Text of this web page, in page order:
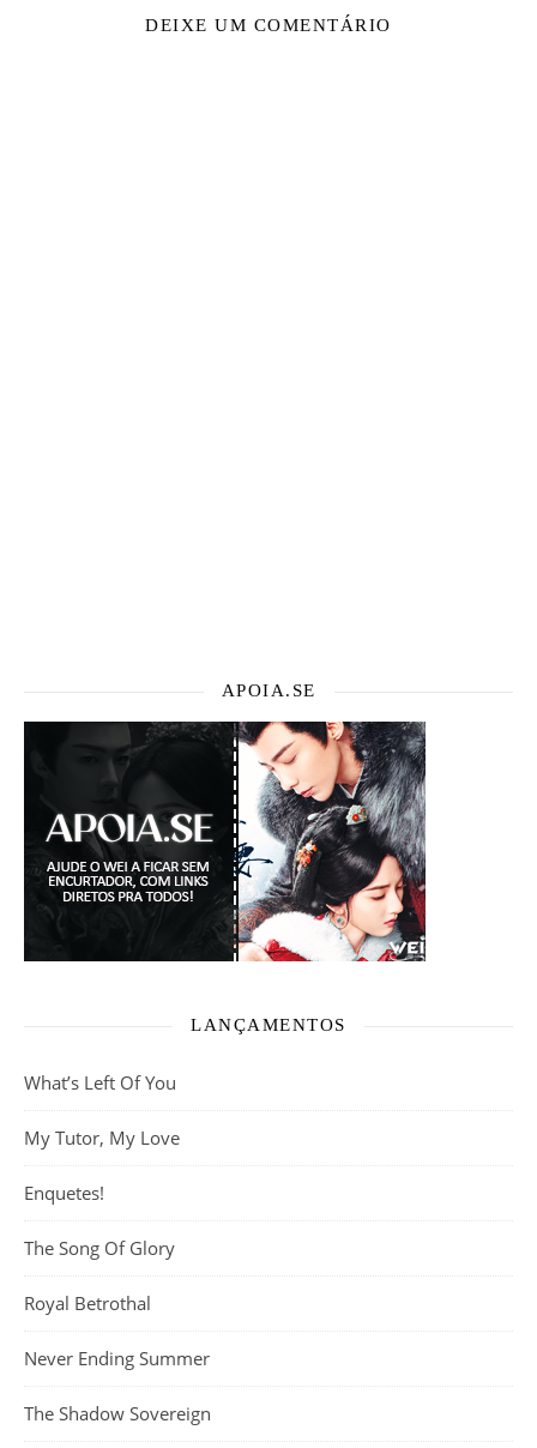
DEIXE UM COMENTÁRIO
APOIA.SE
LANÇAMENTOS
What’s Left Of You
My Tutor, My Love
Enquetes!
The Song Of Glory
Royal Betrothal
Never Ending Summer
The Shadow Sovereign